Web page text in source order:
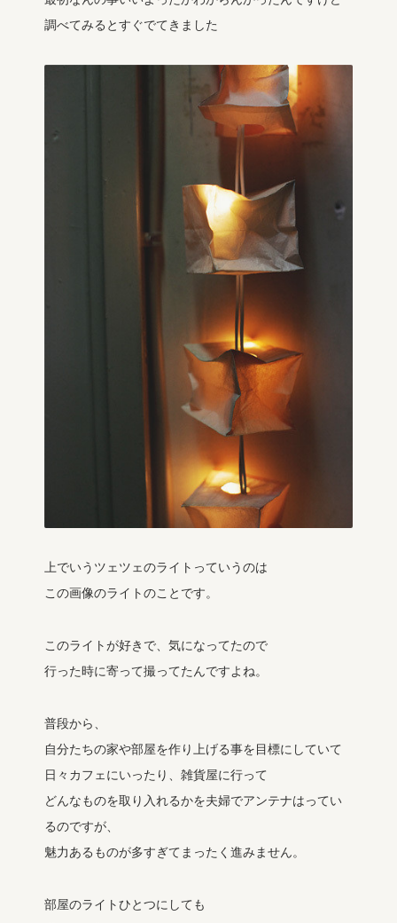
調べてみるとすぐでてきました
上でいうツェツェのライトっていうのは
この画像のライトのことです。
このライトが好きで、気になってたので
行った時に寄って撮ってたんですよね。
普段から、
自分たちの家や部屋を作り上げる事を目標にしていて
日々カフェにいったり、雑貨屋に行って
どんなものを取り入れるかを夫婦でアンテナはってい
るのですが、
魅力あるものが多すぎてまったく進みません。
部屋のライトひとつにしても